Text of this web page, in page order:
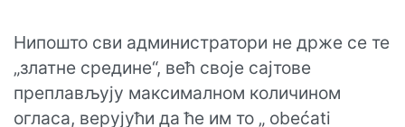
Нипошто сви администратори не држе се те
„златне средине“, већ своје сајтове
преплављују максималном количином
огласа, верујући да ће им то „ obećati